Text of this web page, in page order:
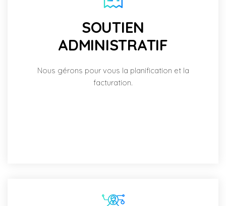
SOUTIEN
ADMINISTRATIF
Nous gérons pour vous la planification et la
facturation.